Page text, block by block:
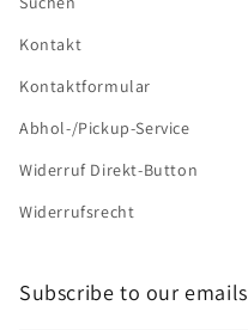
Kontakt
Kontaktformular
Abhol-/Pickup-Service
Widerruf Direkt-Button
Widerrufsrecht
Subscribe to our emails